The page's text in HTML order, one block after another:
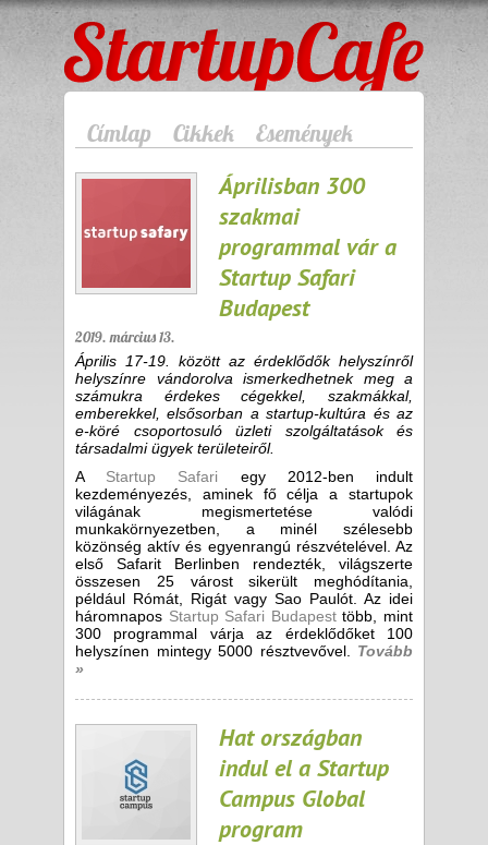
StartupCafe
Címlap Cikkek Események
Áprilisban 300
szakmai
programmal vár a
Startup Safari
Budapest
2019. március 13.
Április 17-19. között az érdeklődők helyszínről
helyszínre vándorolva ismerkedhetnek meg a
számukra érdekes cégekkel, szakmákkal,
emberekkel, elsősorban a startup-kultúra és az
e-köré csoportosuló üzleti szolgáltatások és
társadalmi ügyek területeiről.
A Startup Safari egy 2012-ben indult
kezdeményezés, aminek fő célja a startupok
világának megismertetése valódi
munkakörnyezetben, a minél szélesebb
közönség aktív és egyenrangú részvételével. Az
első Safarit Berlinben rendezték, világszerte
összesen 25 várost sikerült meghódítania,
például Rómát, Rigát vagy Sao Paulót. Az idei
háromnapos Startup Safari Budapesttöbb, mint
300 programmal várja az érdeklődőket 100
helyszínen mintegy 5000 résztvevővel.
Tovább
»
Hat országban
indul el a Startup
Campus Global
program